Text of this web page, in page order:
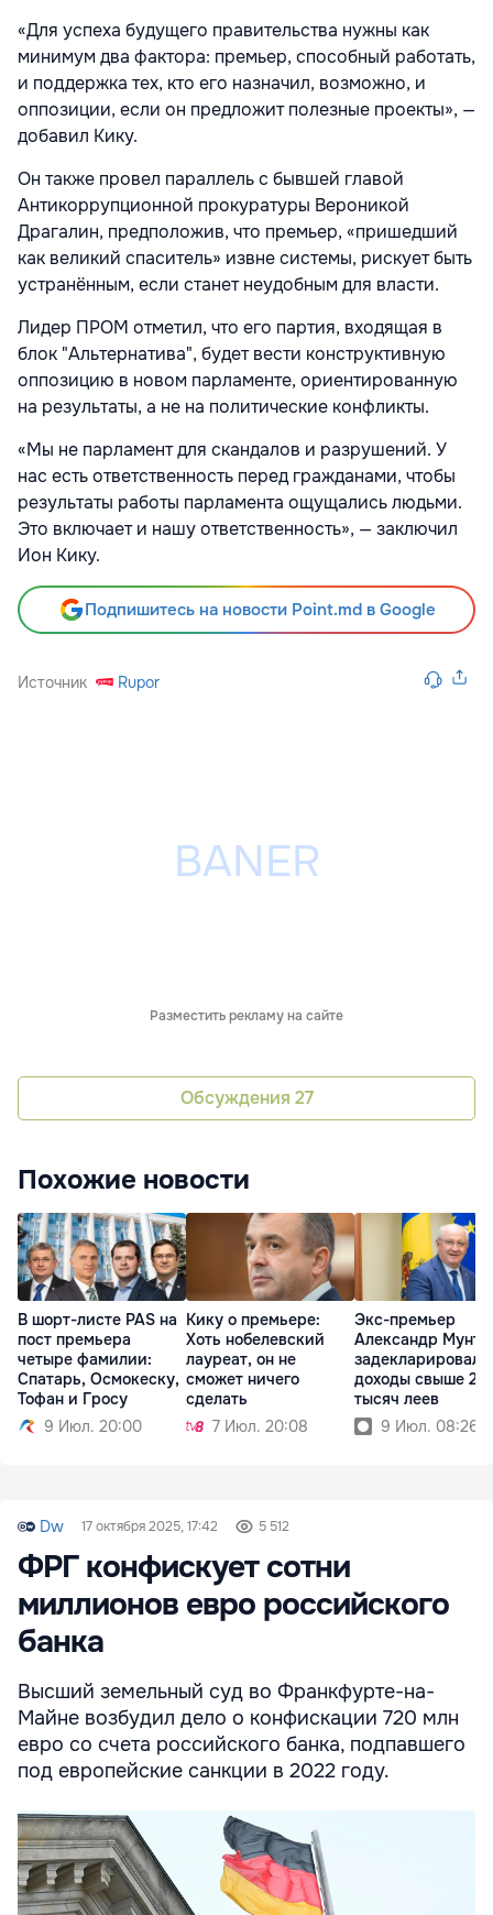
«Для успеха будущего правительства нужны как
минимум два фактора: премьер, способный работать,
и поддержка тех, кто его назначил, возможно, и
оппозиции, если он предложит полезные проекты», —
добавил Кику.
Он также провел параллель с бывшей главой
Антикоррупционной прокуратуры Вероникой
Драгалин, предположив, что премьер, «пришедший
как великий спаситель» извне системы, рискует быть
устранённым, если станет неудобным для власти.
Лидер ПРОМ отметил, что его партия, входящая в
блок "Альтернатива", будет вести конструктивную
оппозицию в новом парламенте, ориентированную
на результаты, а не на политические конфликты.
«Мы не парламент для скандалов и разрушений. У
нас есть ответственность перед гражданами, чтобы
результаты работы парламента ощущались людьми.
Это включает и нашу ответственность», — заключил
Ион Кику.
Подпишитесь на новости Point.md в Google
Источник Rupor
Разместить рекламу на сайте
Обсуждения 27
Похожие новости
В шорт-листе PAS на
пост премьера
четыре фамилии:
Спатарь, Осмокеску,
Тофан и Гросу
9 Июл. 20:00
Кику о премьере:
Хоть нобелевский
лауреат, он не
сможет ничего
сделать
7 Июл. 20:08
Экс-премьер
Александр
задекларировал
доходы свыше 216
тысяч леев
9 Июл. 08:26
Dw 17 октября 2025, 17:42 5 512
ФРГ конфискует сотни
миллионов евро российского
банка
Высший земельный суд во Франкфурте-на-
Майне возбудил дело о конфискации 720 млн
евро со счета российского банка, подпавшего
под европейские санкции в 2022 году.